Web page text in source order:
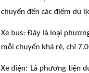
chuyển đến các điểm du
Xe bus: Đây là loại
mỗi chuyến khá rẻ, chỉ
Xe điện: Là phương tiện